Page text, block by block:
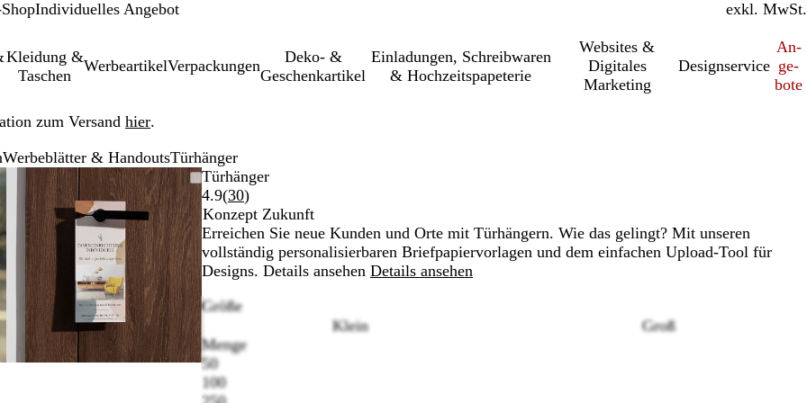
Individuelles Angebot inkl. MwSt.
exkl. MwSt.
Kleidung &
Taschen
WerbeartikelVerpackungen
Deko- &
Geschenkartikel
Einl­a­dung­en, Schreib­wa­ren
& Hochzeitspapeterie
Websites &
Digitales
Marketing
Designservice
An­­
ge­­
bo­­te
zum Versand hier.
Werbeblätter & HandoutsTürhänger
Vergrößer-/verkleinerbares
Bild
Zoom
auf
Minimum
Klicken
zum
Vergrößern
Verwenden
Sie
die
Tasten
+
und
-
zum
Zoomen
und
die
Türhänger
4.9(30Bewertungen
30
lesen
)
Konzept Zukunft
Erreichen Sie neue Kunden und Orte mit Türhängern. Wie das gelingt? Mit unseren
vollständig personalisierbaren Briefpapiervorlagen und dem einfachen Upload-Tool für
Designs. Details ansehen Details ansehen
Größe
Klein
Groß
Menge
50
100